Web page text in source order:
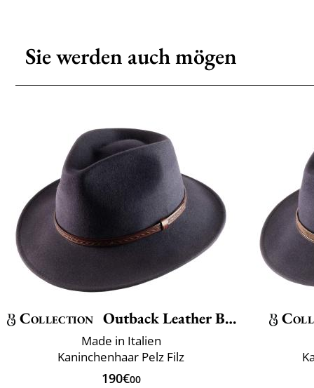
Sie werden auch mögen
Collection Outback Leather Belt
Made in Italien
Kaninchenhaar Pelz Filz
190€00